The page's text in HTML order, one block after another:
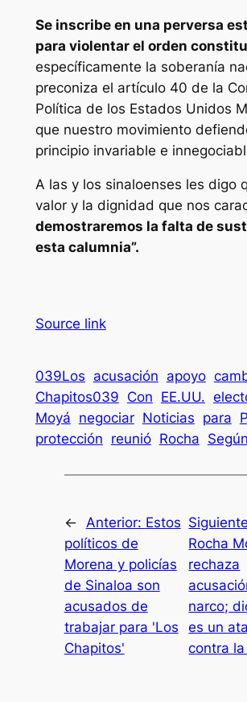
Se inscribe en una perversa
para violentar el orden
específicamente la soberanía
preconiza el artículo 40 de la
Política de los Estados Unidos
que nuestro movimiento
principio invariable e
A las y los sinaloenses les digo
valor y la dignidad que nos
demostraremos la falta de
esta calumnia”.
Source link
039Los acusación apoyo
Chapitos039 Con EE.UU.
Moyá negociar Noticias para
protección reunió Rocha Según
← Anterior: Estos
políticos de
Morena y policías
de Sinaloa son
acusados de
trabajar para 'Los
Chapitos'
Rocha
rechaza
narco;
es un
contra